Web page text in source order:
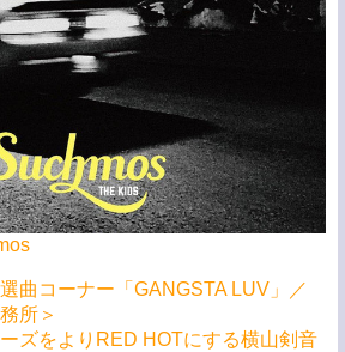
曲コーナー「GANGSTA LUV」／
所＞
ズをよりRED HOTにする横山剣音